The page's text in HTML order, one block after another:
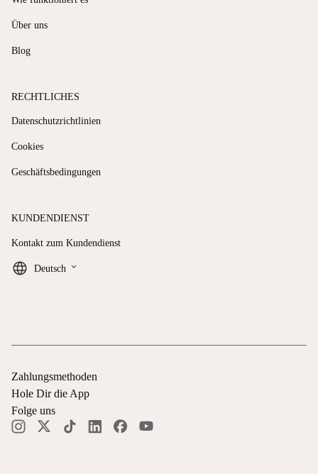
Über uns
Blog
RECHTLICHES
Datenschutzrichtlinien
Cookies
Geschäftsbedingungen
KUNDENDIENST
Kontakt zum Kundendienst
Deutsch keyboard_arrow_down
Zahlungsmethoden
Hole Dir die App
Folge uns